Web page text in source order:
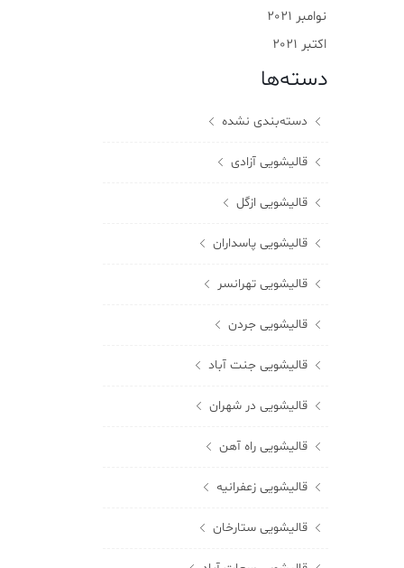
نوامبر 2021
اکتبر 2021
دسته‌ها
دسته‌بندی نشده
قالیشویی آزادی
قالیشویی ازگل
قالیشویی پاسداران
قالیشویی تهرانسر
قالیشویی جردن
قالیشویی جنت آباد
قالیشویی در شهران
قالیشویی راه آهن
قالیشویی زعفرانیه
قالیشویی ستارخان